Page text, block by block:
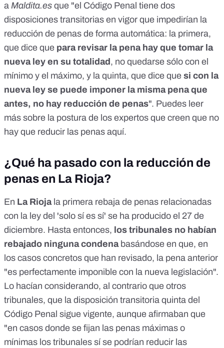
a Maldita.es que "el Código Penal tiene dos
disposiciones transitorias en vigor que impedirían la
reducción de penas de forma automática: la primera,
que dice que para revisar la pena hay que tomar la
nueva ley en su totalidad , no quedarse sólo con el
mínimo y el máximo, y la quinta, que dice que si con la
nueva ley se puede imponer la misma pena que
antes, no hay reducción de penas". Puedes leer
más sobre la postura de los expertos que creen que no
hay que reducir las penas aquí.
¿Qué ha pasado con la reducción de
penas en La Rioja?
En La Rioja la primera rebaja de penas relacionadas
con la ley del 'solo sí es sí' se ha producido el 27 de
diciembre. Hasta entonces, los tribunales no habían
rebajado ninguna condenabasándose en que, en
los casos concretos que han revisado, la pena anterior
"es perfectamente imponible con la nueva legislación".
Lo hacían considerando, al contrario que otros
tribunales, que la disposición transitoria quinta del
Código Penal sigue vigente, aunque afirmaban que
"en casos donde se fijan las penas máximas o
mínimas los tribunales sí se podrían reducir las